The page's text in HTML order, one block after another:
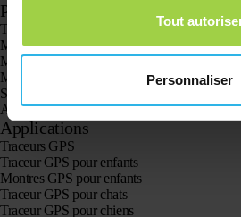
Tout
Personnaliser
Produits
Traceur GPS Spotter X10
Montre GPS Spotter Senior
Montre GPS Spotter Explorer
Montre GPS Spotter pour enfants
Spotter CatX
Animal Spotter
Applications
Traceurs GPS
Traceur GPS pour enfants
Montres GPS pour enfants
Traceur GPS pour chats
Traceur GPS pour chiens